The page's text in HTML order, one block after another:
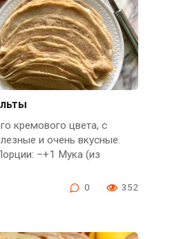
кремового цвета, с
и очень вкусные.
–+1 Мука (из
0 352